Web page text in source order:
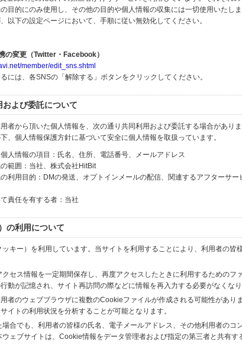
目的にのみ使用し、その他の目的や個人情報の収集には一切使用いたし
以下の設定ページにおいて、手順に従い無効化してください。
変更（Twitter・Facebook）
member/edit_sns.shtml
には、各SNSの「解除する」ボタンをクリックしてください。
よび委託について
者から頂いた個人情報を、次の通り共同利用および委託する場合があり
、個人情報保護方針に基づいて安全に個人情報を取扱っています。
人情報の項目：氏名、住所、電話番号、メールアドレス
範囲：当社、株式会社HitBit
利用目的：DMの発送、オプトインメールの配信、関連するアフターサ
責任を有する者：当社
の利用について
キー）を利用しています。当サイトを利用することにより、利用者の皆
セス情報を一定期間保存し、再度アクセスしたときに利用するためのフ
動が記憶され、サイト再訪問の際などに情報を再入力する必要がなくなり
者のウェブブラウザに複数のCookieファイルが作成される可能性があり
イトの利用状況を分析することが可能となります。
合でも、利用者の皆様の氏名、電子メールアドレス、その他利用者のコ
ェブサイトは、Cookie情報をデータ管理者および指定の第三者と共有す